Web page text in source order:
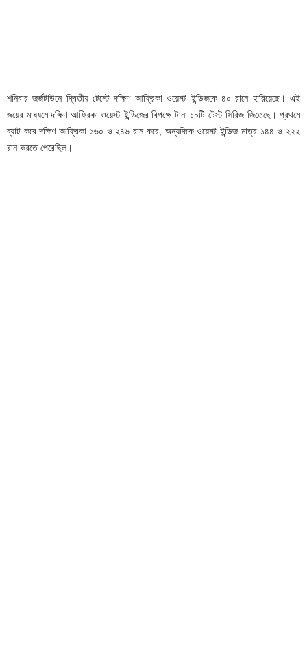
শনিবার জর্জটাউনে দ্বিতীয় টেস্টে দক্ষিণ আফ্রিকা ওয়েস্ট ইন্ডিজকে ৪০ রানে হারিয়েছে। এই
জয়ের মাধ্যমে দক্ষিণ আফ্রিকা ওয়েস্ট ইন্ডিজের বিপক্ষে টানা ১০টি টেস্ট সিরিজ জিতেছে। প্রথমে
ব্যাট করে দক্ষিণ আফ্রিকা ১৬০ ও ২৪৬ রান করে, অন্যদিকে ওয়েস্ট ইন্ডিজ মাত্র ১৪৪ ও ২২২
রান করতে পেরেছিল।